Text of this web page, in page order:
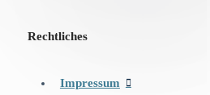
Rechtliches
Impressum